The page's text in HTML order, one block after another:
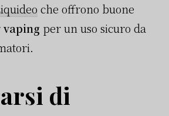
che offrono buone
vaping per un uso sicuro da
di